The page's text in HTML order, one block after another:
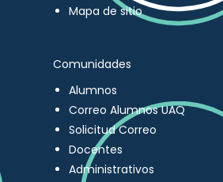
Mapa de sitio
Comunidades
Alumnos
Correo Alumnos UAQ
Solicitud Correo
Docentes
Administrativos